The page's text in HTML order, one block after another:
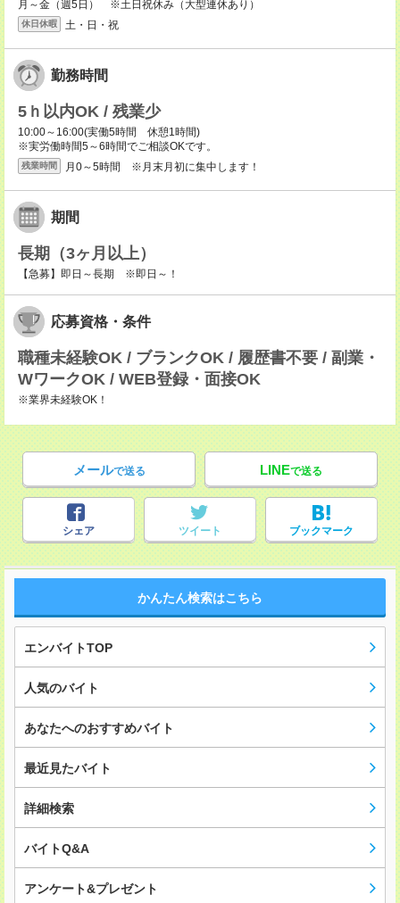
月～金（週5日） ※土日祝休み（大型連休あり）
休日休暇 土・日・祝
勤務時間
5ｈ以内OK / 残業少
10:00～16:00(実働5時間 休憩1時間)
※実労働時間5～6時間でご相談OKです。
残業時間 月0～5時間 ※月末月初に集中します！
期間
長期（3ヶ月以上）
【急募】即日～長期 ※即日～！
応募資格・条件
職種未経験OK / ブランクOK / 履歴書不要 / 副業・
WワークOK / WEB登録・面接OK
※業界未経験OK！
メールで送る LINEで送る
シェア ツイート ブックマーク
かんたん検索はこちら
エンバイトTOP
人気のバイト
あなたへのおすすめバイト
最近見たバイト
詳細検索
バイトQ&A
アンケート&プレゼント